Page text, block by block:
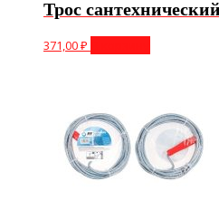
Трос
371,00₽